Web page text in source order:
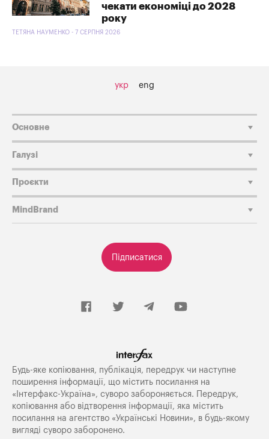
чекати економіці до 2028
року
ТЕТЯНА НАУМЕНКО - 7 СЕРПНЯ 2026
укр eng
Підписатися
Основне
Галузі
Проєкти
MindBrand
Будь-яке копiювання, публiкацiя, передрук чи наступне
поширення iнформацiї, що мiстить посилання на
«Iнтерфакс-Україна», суворо забороняється. Передрук,
копіювання або відтворення інформації, яка містить
посилання на агентство «Українські Новини», в будь-якому
вигляді суворо заборонено.